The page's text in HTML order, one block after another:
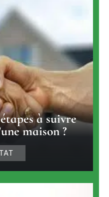
à suivre
maison ?